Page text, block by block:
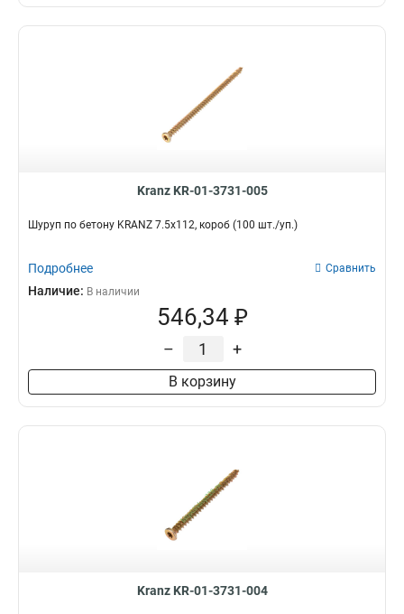
Kranz KR-01-3731-005
Шуруп по бетону KRANZ 7.5х112, короб (100 шт./уп.)
Подробнее Сравнить
Наличие: В наличии
546,34 ₽
– +
В корзину
Kranz KR-01-3731-004